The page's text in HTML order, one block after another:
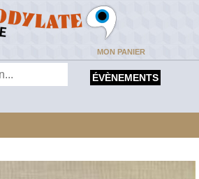
MON PANIER
ÉVÈNEMENTS